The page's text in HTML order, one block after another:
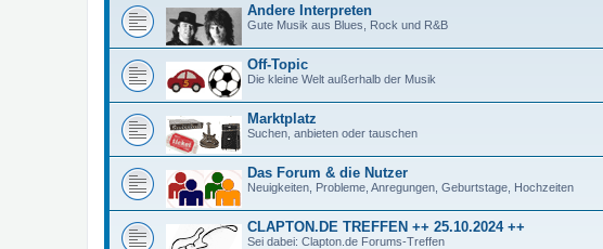
Andere Interpreten
Gute Musik aus Blues, Rock und R&B
Off-Topic
Die kleine Welt außerhalb der Musik
Marktplatz
Suchen, anbieten oder tauschen
Das Forum & die Nutzer
Neuigkeiten, Probleme, Anregungen, Geburtstage, Hochzeiten
CLAPTON.DE TREFFEN ++ 25.10.2024 ++
Sei dabei: Clapton.de Forums-Treffen